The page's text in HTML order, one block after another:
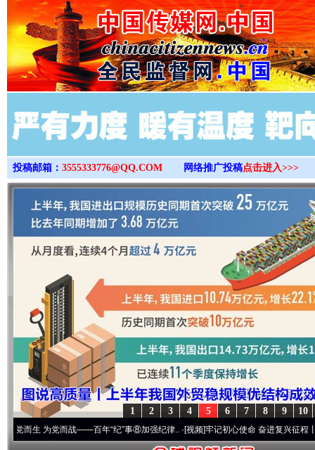
>
投稿邮箱： 3555333776@QQ.COM 网络推广投稿点击进入>>>
10
9
8
7
6
5
4
3
2
1
而战——百年“纪”事⑧加强纪律..·[视频]牢记初心使命 奋进复兴征程丨“转折之城”激